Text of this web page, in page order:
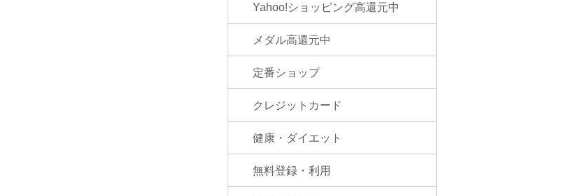
Yahoo!ショッピング高還元中
メダル高還元中
定番ショップ
クレジットカード
健康・ダイエット
無料登録・利用